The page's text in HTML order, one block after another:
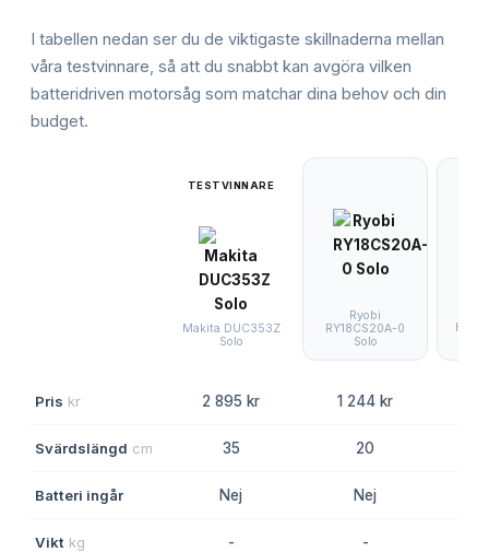
I tabellen nedan ser du de viktigaste skillnaderna mellan
våra testvinnare, så att du snabbt kan avgöra vilken
batteridriven motorsåg som matchar dina behov och din
budget.
TESTVINNARE
Makita DUC353Z
Solo
Ryobi
RY18CS20A-0
Solo
Pris kr 2 895 kr 1 244 kr
Svärdslängd cm 35 20
Batteri ingår Nej Nej
Vikt kg - -